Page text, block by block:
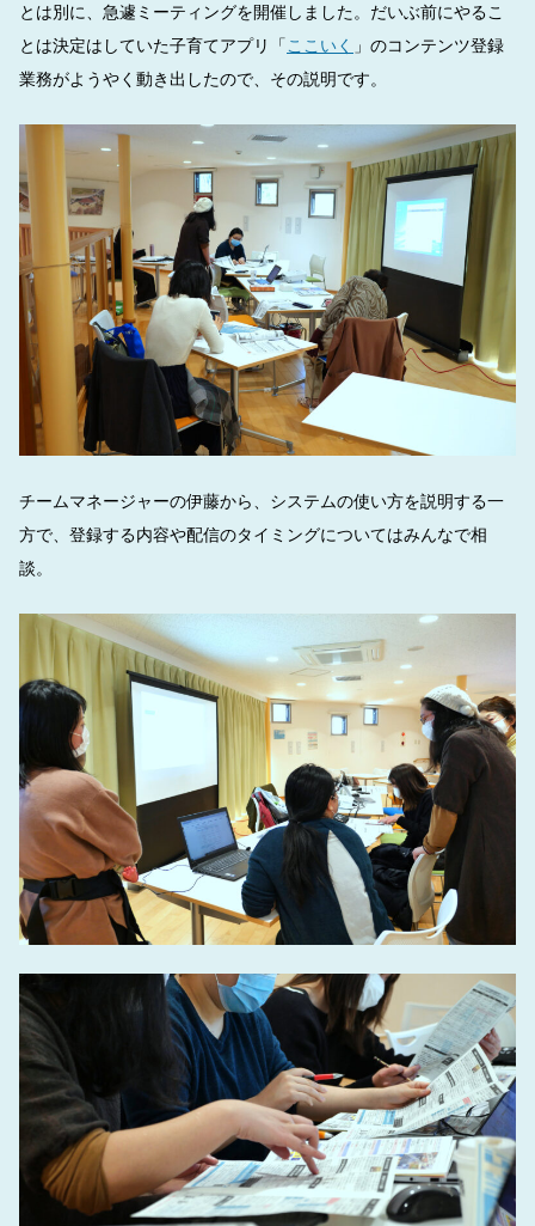
とは別に、急遽ミーティングを開催しました。だいぶ前にやるこ
とは決定はしていた子育てアプリ「 ここいく
」のコンテンツ登録
業務がようやく動き出したので、その説明です。
チームマネージャーの伊藤から、システムの使い方を説明する一
方で、登録する内容や配信のタイミングについてはみんなで相
談。